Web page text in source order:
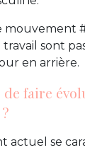
mouvement
sont
en arrière.
faire
actuel se